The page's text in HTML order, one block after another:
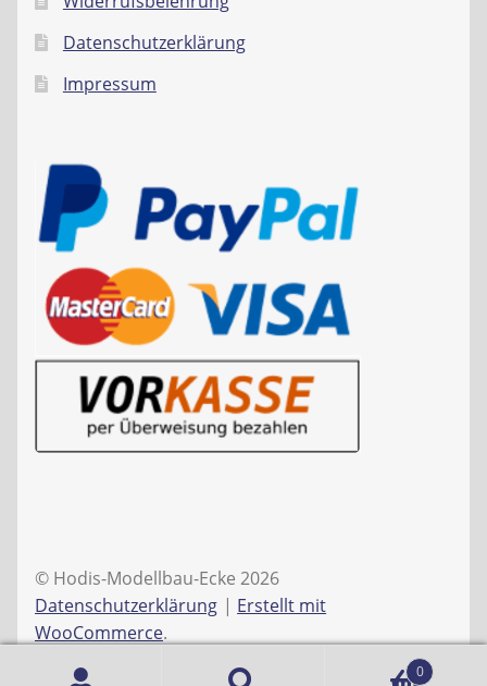
Datenschutzerklärung
Impressum
© Hodis-Modellbau-Ecke 2026
Datenschutzerklärung
Erstellt mit
WooCommerce.
0